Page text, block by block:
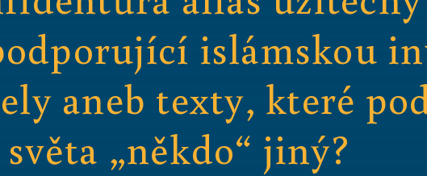
islámskou
aneb texty, které
„někdo“ jiný?